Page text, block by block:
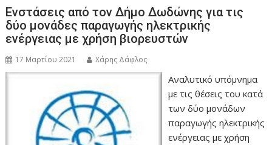
Ενστάσεις από τον Δήμο Δωδώνης για τις
δύο μονάδες παραγωγής ηλεκτρικής
ενέργειας με χρήση βιορευστών
17 Μαρτίου 2021 Χάρης Δάφλος
Αναλυτικό υπόμνημα
με τις θέσεις του κατά
των δύο μονάδων
παραγωγής ηλεκτρικής
ενέργειας με χρήση